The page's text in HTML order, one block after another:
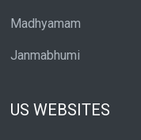
Madhyamam
Janmabhumi
US WEBSITES